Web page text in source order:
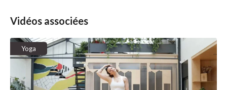
Vidéos associées
Yoga